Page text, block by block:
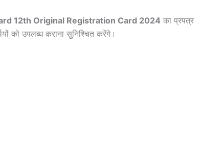
12th Original Registration Card 2024 का प्रपत्र
को उपलब्ध कराना सुनिश्चित करेंगे।